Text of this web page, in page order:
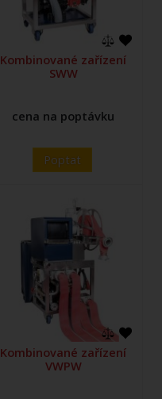
Kombinované zařízení
SWW
cena na poptávku
Poptat
Kombinované zařízení
VWPW